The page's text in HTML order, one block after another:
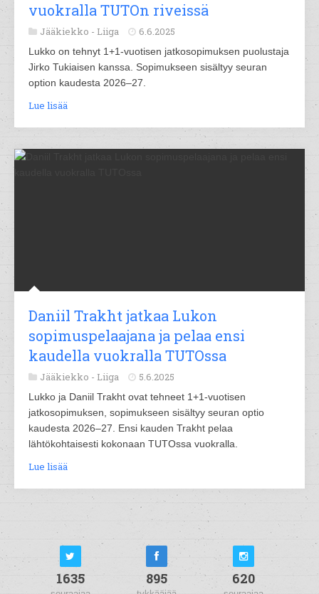
vuokralla TUTOn riveissä
Jääkiekko - Liiga 6.6.2025
Lukko on tehnyt 1+1-vuotisen jatkosopimuksen puolustaja
Jirko Tukiaisen kanssa. Sopimukseen sisältyy seuran
option kaudesta 2026–27.
Lue lisää
Daniil Trakht jatkaa Lukon
sopimuspelaajana ja pelaa ensi
kaudella vuokralla TUTOssa
Jääkiekko - Liiga 5.6.2025
Lukko ja Daniil Trakht ovat tehneet 1+1-vuotisen
jatkosopimuksen, sopimukseen sisältyy seuran optio
kaudesta 2026–27. Ensi kauden Trakht pelaa
lähtökohtaisesti kokonaan TUTOssa vuokralla.
Lue lisää
1635 895 620